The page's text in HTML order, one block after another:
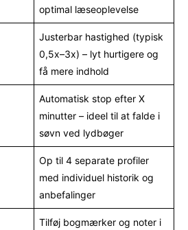
optimal læseoplevelse
Justerbar hastighed (typisk
0,5x–3x) – lyt hurtigere og
få mere indhold
Automatisk stop efter X
minutter – ideel til at falde i
søvn ved lydbøger
Op til 4 separate profiler
med individuel historik og
anbefalinger
Tilføj bogmærker og noter i